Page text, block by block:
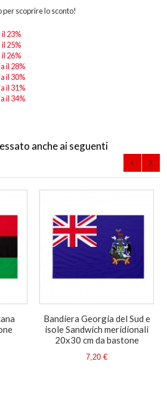
scoprire lo sconto!
il 23%
il 25%
il 26%
il 28%
il 30%
il 31%
il 34%
anche ai seguenti
Bandiera Georgia del Sud e
isole Sandwich meridionali
20x30 cm da bastone
7,20 €